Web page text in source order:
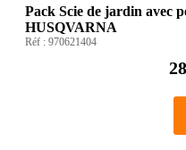
Pack Scie de jardin avec
HUSQVARNA
Réf : 970621404